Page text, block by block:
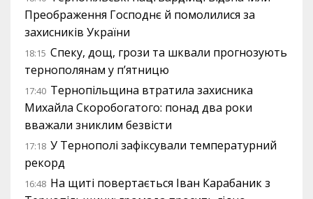
Преображення Господнє й помолилися за
захисників України
18:15 Спеку, дощ, грози та шквали прогнозують
тернополянам у п’ятницю
17:40 Тернопільщина втратила захисника
Михайла Скоробогатого: понад два роки
вважали зниклим безвісти
17:18 У Тернополі зафіксували температурний
рекорд
16:48 На щиті повертається Іван Карабаник з